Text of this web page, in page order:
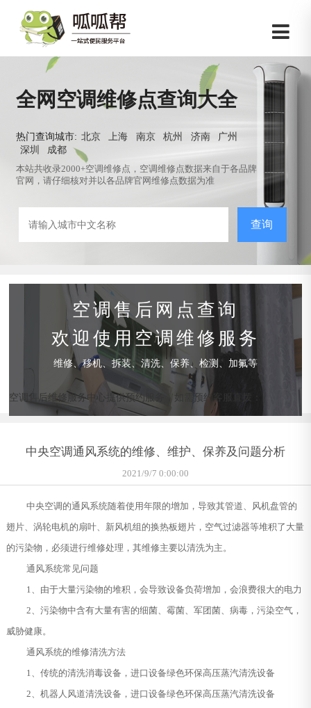
全网空调维修点查询大全
热门查询城市: 北京 上海 南京 杭州 济南
广州
深圳
成都
本站共收录2000+空调维修点，空调维修点数据来自于各品牌
官网，请仔细核对并以各品牌官网维修点数据为准
查询
空调售后网点查询
欢迎使用空调维修服务
维修、移机、拆装、清洗、保养、检测、加氟等
空调售后维修服务中心提供预约服务，如需预约客服直拨：
中央空调通风系统的维修、维护、保养及问题分析
2021/9/7 0:00:00
中央空调的通风系统随着使用年限的增加，导致其管道、风机盘管的
翅片、涡轮电机的扇叶、新风机组的换热板翅片，空气过滤器等堆积了大量
的污染物，必须进行维修处理，其维修主要以清洗为主。
通风系统常见问题
1、由于大量污染物的堆积，会导致设备负荷增加，会浪费很大的电力
2、污染物中含有大量有害的细菌、霉菌、军团菌、病毒，污染空气，
威胁健康。
通风系统的维修清洗方法
1、传统的清洗消毒设备，进口设备绿色环保高压蒸汽清洗设备
2、机器人风道清洗设备，进口设备绿色环保高压蒸汽清洗设备